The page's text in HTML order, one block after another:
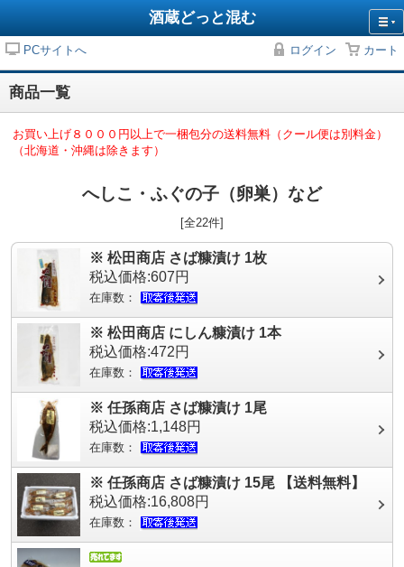
酒蔵どっと混む
PCサイトへ ログイン カート
商品一覧
お買い上げ８０００円以上で一梱包分の送料無料（クール便は別料金）
（北海道・沖縄は除きます）
へしこ・ふぐの子（卵巣）など
[全22件]
※ 松田商店 さば糠漬け 1枚
税込価格:607円
在庫数：
※ 松田商店 にしん糠漬け 1本
税込価格:472円
在庫数：
※ 任孫商店 さば糠漬け 1尾
税込価格:1,148円
在庫数：
※ 任孫商店 さば糠漬け 15尾 【送料無料】
税込価格:16,808円
在庫数：